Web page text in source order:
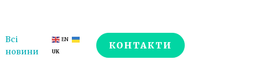
Всі
новини
EN
UK
КОНТАКТИ